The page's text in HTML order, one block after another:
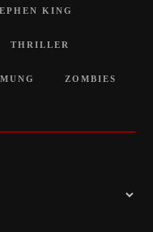
KING
THRILLER
ZOMBIES